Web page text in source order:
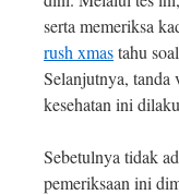
serta memeriksa
rush xmastahu
Selanjutnya,
kesehatan ini
Sebetulnya tidak
pemeriksaan ini